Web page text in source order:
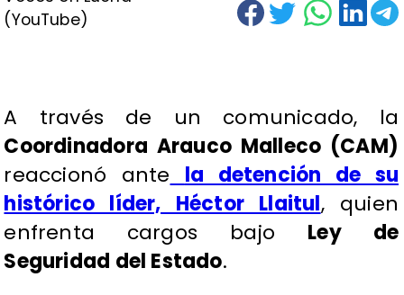
(YouTube)
A través de un comunicado, la
Coordinadora Arauco Malleco (CAM)
reaccionó ante
la detención de su
histórico líder, Héctor Llaitul, quien
enfrenta cargos bajo Ley de
Seguridad del Estado.